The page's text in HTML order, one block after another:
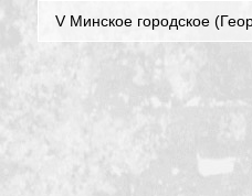
V Минское городское